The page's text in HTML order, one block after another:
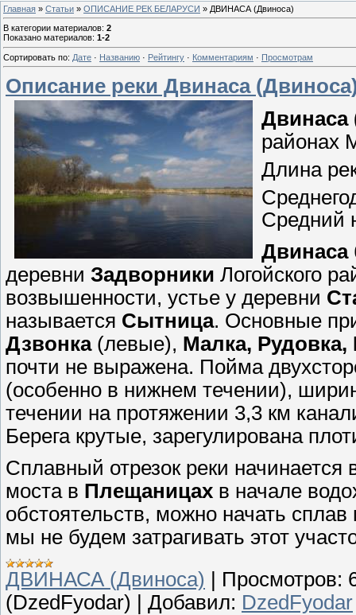
Главная » Статьи » ОПИСАНИЕ РЕК БЕЛАРУСИ » ДВИНАСА (Двиноса)
В категории материалов: 2
Показано материалов: 1-2
Сортировать по: Дате · Названию · Рейтингу · Комментариям · Просмотрам
Описание реки Двинаса
Двинаса
районах
Длина
Средний
Двинаса
деревни Задворники Логойского
возвышенности, устье у деревни
называется Сытница. Основные
Дзвонка(левые), Малка, Рудовка,
почти не выражена. Пойма
(особенно в нижнем течении),
течении на протяжении 3,3 км
Берега крутые, зарегулирована
Сплавный отрезок реки
моста в Плещаницах в начале
обстоятельств, можно начать
мы не будем затрагивать этот
ДВИНАСА (Двиноса)
Просмотров:
(DzedFyodar)
Добавил: DzedFyodar